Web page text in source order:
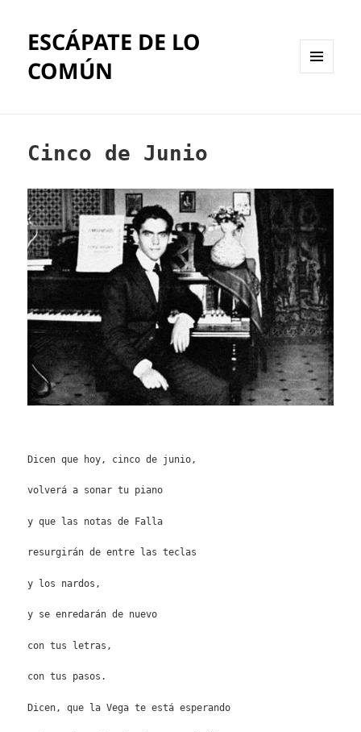
ESCÁPATE DE LO
COMÚN
Cinco de Junio
Dicen que hoy, cinco de junio,
volverá a sonar tu piano
y que las notas de Falla
resurgirán de entre las teclas
y los nardos,
y se enredarán de nuevo
con tus letras,
con tus pasos.
Dicen, que la Vega te está esperando